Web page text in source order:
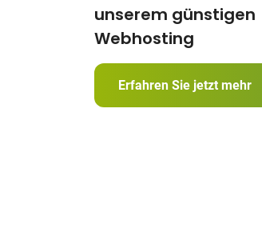
unserem günstigen
Webhosting
Erfahren Sie jetzt mehr